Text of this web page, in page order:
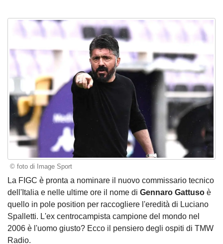
© foto di Image Sport
La FIGC è pronta a nominare il nuovo commissario tecnico
dell'Italia e nelle ultime ore il nome di Gennaro Gattuso è
quello in pole position per raccogliere l'eredità di Luciano
Spalletti. L'ex centrocampista campione del mondo nel
2006 è l'uomo giusto? Ecco il pensiero degli ospiti di TMW
Radio.